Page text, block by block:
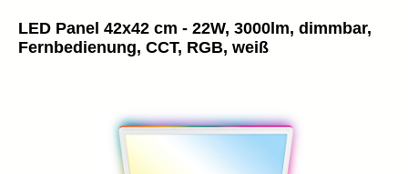
LED Panel 42x42 cm - 22W, 3000lm, dimmbar,
Fernbedienung, CCT, RGB, weiß